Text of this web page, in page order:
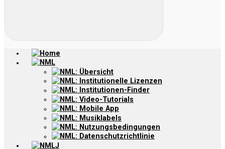
Home
NML
NML: Übersicht
NML: Institutionelle Lizenzen
NML: Institutionen-Finder
NML: Video-Tutorials
NML: Mobile App
NML: Musiklabels
NML: Nutzungsbedingungen
NML: Datenschutzrichtlinie
NMLJ